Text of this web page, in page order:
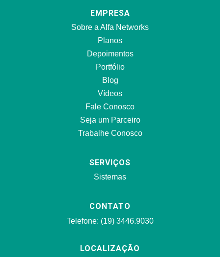
EMPRESA
Sobre a Alfa Networks
Planos
Depoimentos
Portfólio
Blog
Vídeos
Fale Conosco
Seja um Parceiro
Trabalhe Conosco
SERVIÇOS
Sistemas
CONTATO
Telefone: (19) 3446.9030
LOCALIZAÇÃO